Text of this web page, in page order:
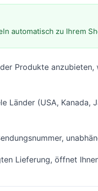
automatisch zu Ihrem
Produkte
(USA, Kanada,
Lieferung, öffnet